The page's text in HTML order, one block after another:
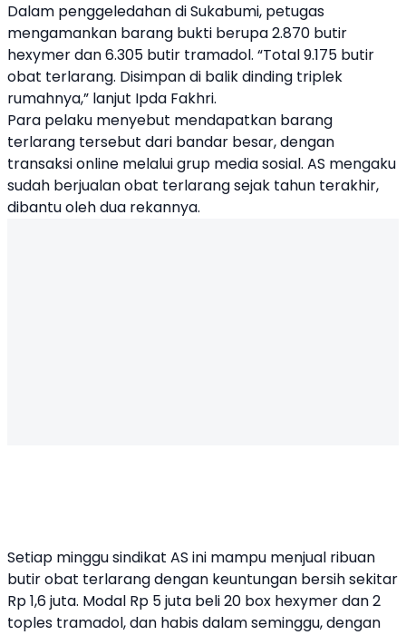
Dalam penggeledahan di Sukabumi, petugas
mengamankan barang bukti berupa 2.870 butir
hexymer dan 6.305 butir tramadol. “Total 9.175 butir
obat terlarang. Disimpan di balik dinding triplek
rumahnya,” lanjut Ipda Fakhri.
Para pelaku menyebut mendapatkan barang
terlarang tersebut dari bandar besar, dengan
transaksi online melalui grup media sosial. AS mengaku
sudah berjualan obat terlarang sejak tahun terakhir,
dibantu oleh dua rekannya.
Setiap minggu sindikat AS ini mampu menjual ribuan
butir obat terlarang dengan keuntungan bersih sekitar
Rp 1,6 juta. Modal Rp 5 juta beli 20 box hexymer dan 2
toples tramadol, dan habis dalam seminggu, dengan